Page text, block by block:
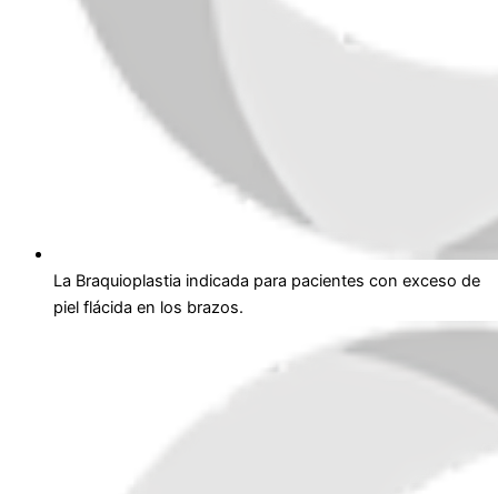
La Braquioplastia indicada para pacientes con exceso de
piel flácida en los brazos.